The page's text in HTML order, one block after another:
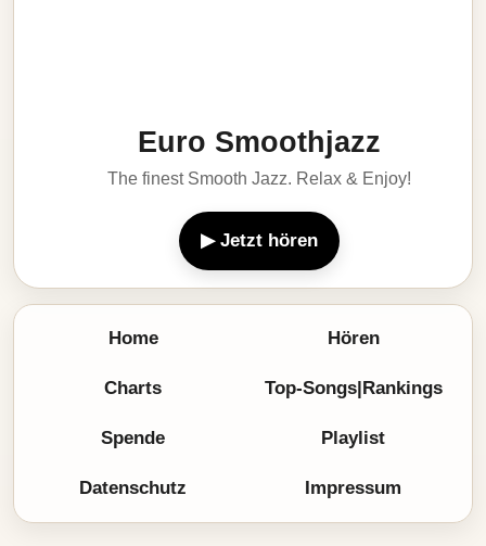
Euro Smoothjazz
The finest Smooth Jazz. Relax & Enjoy!
▶ Jetzt hören
Home Hören
Charts Top-Songs|Rankings
Spende Playlist
Datenschutz Impressum